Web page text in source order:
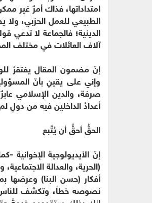
امتداداتها، فذاك أمرٌ غير
الطبيعي للعمل الحزبي، ولا
الدينية؛ فالجماعة لا
آلاف العائلات في مختلف
إنّ مضمون المقال يفتقرُ
وإني على يقينٍ بأنّ
صرفة، والدين الإسلامي
أعدادُ الداخلين فيه من دولٍ
الحقُّ أحقُّ أن يُتَّبع
إنّ الأيديولوجية
(الحرية، والعدالة
أفكار (حسن البنا)
نصوصه خطاً، وتكشف للناس